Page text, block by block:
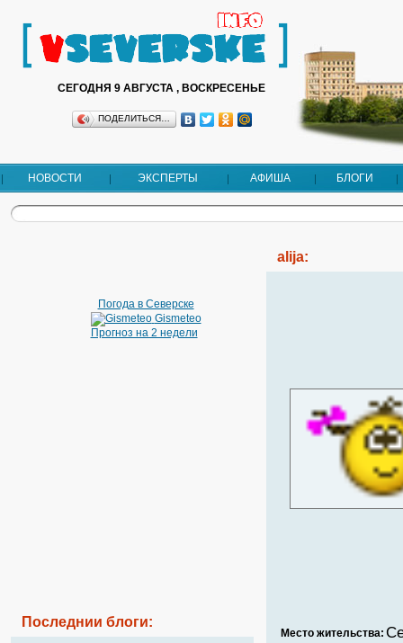
СЕГОДНЯ 9 АВГУСТА , ВОСКРЕСЕНЬЕ
ПОДЕЛИТЬСЯ…
НОВОСТИ ЭКСПЕРТЫ АФИША БЛОГИ
Погода в Северске
Gismeteo
Прогноз на 2 недели
Последнии блоги:
alija:
Место жительства: